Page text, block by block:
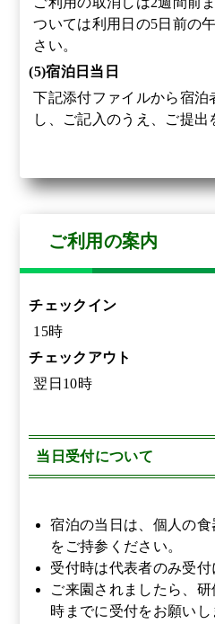
ついては利用日の5日前の
さい。
(5)宿泊日当日
下記添付ファイルから宿泊
し、ご記入のうえ、ご提出
ご利用の案内
チェックイン
15時
チェックアウト
翌日10時
当日受付について
宿泊の当日は、個人の
をご持参ください。
受付時は代表者のみ受付
ご来園されましたら、
時までに受付をお願いし